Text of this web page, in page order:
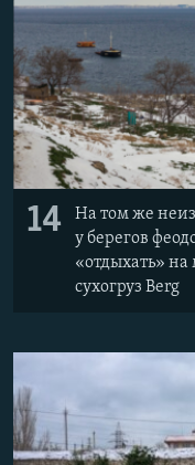
14
На том же
у берегов
«отдыхать»
сухогруз Berg